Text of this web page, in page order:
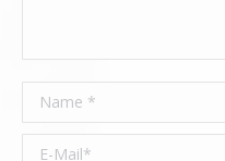
Name *
E-Mail *